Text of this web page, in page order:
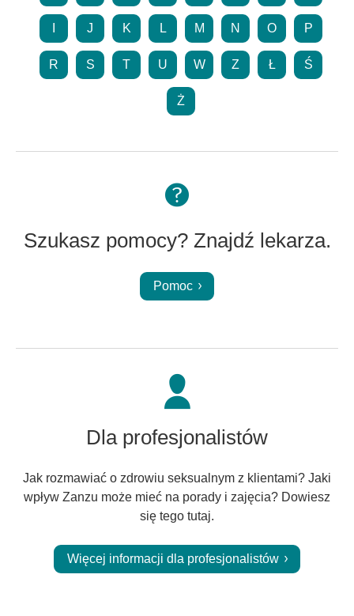
J K L M N O P
R S T U W Z Ł Ś
Ż
Szukasz pomocy? Znajdź lekarza.
Pomoc
Dla profesjonalistów
Jak rozmawiać o zdrowiu seksualnym z klientami? Jaki
wpływ Zanzu może mieć na porady i zajęcia? Dowiesz
się tego tutaj.
Więcej informacji dla profesjonalistów